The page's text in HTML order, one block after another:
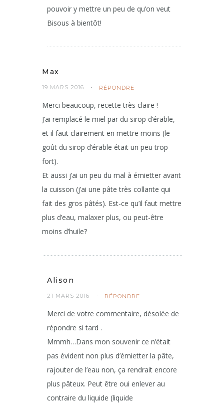
pouvoir y mettre un peu de qu’on veut
Bisous à bientôt!
Max
19 MARS 2016 RÉPONDRE
Merci beaucoup, recette très claire !
J’ai remplacé le miel par du sirop d’érable,
et il faut clairement en mettre moins (le
goût du sirop d’érable était un peu trop
fort).
Et aussi j’ai un peu du mal à émietter avant
la cuisson (j’ai une pâte très collante qui
fait des gros pâtés). Est-ce qu’il faut mettre
plus d’eau, malaxer plus, ou peut-être
moins d’huile?
Alison
21 MARS 2016 RÉPONDRE
Merci de votre commentaire, désolée de
répondre si tard .
Mmmh…Dans mon souvenir ce n’était
pas évident non plus d’émietter la pâte,
rajouter de l’eau non, ça rendrait encore
plus pâteux. Peut être oui enlever au
contraire du liquide (liquide